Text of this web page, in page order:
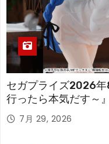
セガプライズ2026
行ったら本気だす～
アが登場！
7月 29, 2026